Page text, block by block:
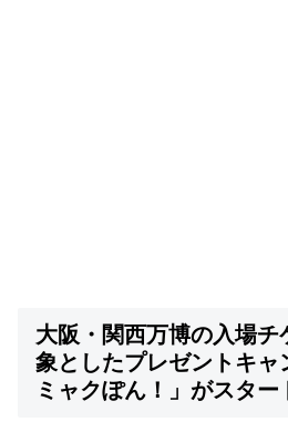
大阪・関西万博の入場チ
象としたプレゼントキャ
ミャクぽん！」がスター